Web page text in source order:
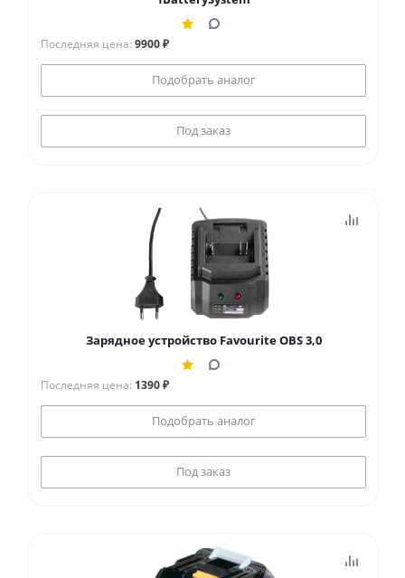
Последняя цена: 9900 ₽
Подобрать аналог
Под заказ
Зарядное устройство Favourite OBS 3,0
Последняя цена: 1390 ₽
Подобрать аналог
Под заказ